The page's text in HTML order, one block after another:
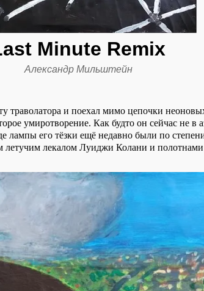
Minute Remix
Александр Мильштейн
траволатора и поехал мимо цепочки
умиротворение. Как будто он сейчас не в
лампы его тёзки ещё недавно были по
летучим лекалом Луиджи Колани и полотнами